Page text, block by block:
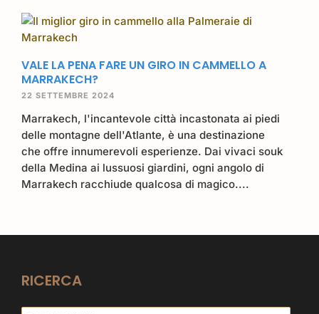
VALE LA PENA FARE UN GIRO IN CAMMELLO A
MARRAKECH?
22 SETTEMBRE 2024
Marrakech, l'incantevole città incastonata ai piedi
delle montagne dell'Atlante, è una destinazione
che offre innumerevoli esperienze. Dai vivaci souk
della Medina ai lussuosi giardini, ogni angolo di
Marrakech racchiude qualcosa di magico....
RICERCA